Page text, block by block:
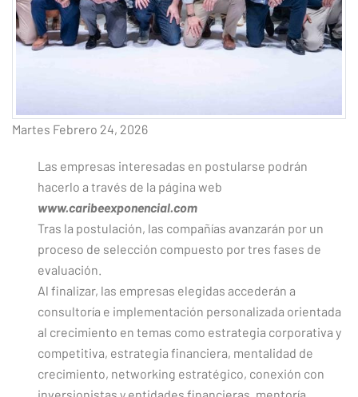
Martes Febrero 24, 2026
Las empresas interesadas en postularse podrán
hacerlo a través de la página web
www.caribeexponencial.com
Tras la postulación, las compañías avanzarán por un
proceso de selección compuesto por tres fases de
evaluación.
Al finalizar, las empresas elegidas accederán a
consultoría e implementación personalizada orientada
al crecimiento en temas como estrategia corporativa y
competitiva, estrategia financiera, mentalidad de
crecimiento, networking estratégico, conexión con